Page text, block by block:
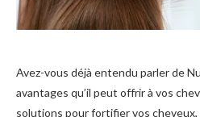
Avez-vous déjà entendu parler de
avantages qu’il peut offrir à vos
solutions pour fortifier vos